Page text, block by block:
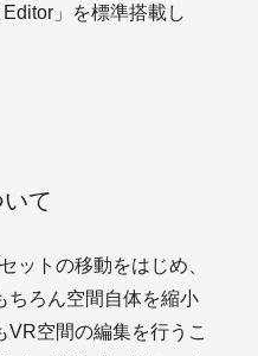
」を標準搭載し
て
ットの移動をはじめ、
ちろん空間自体を縮小
VR空間の編集を行うこ